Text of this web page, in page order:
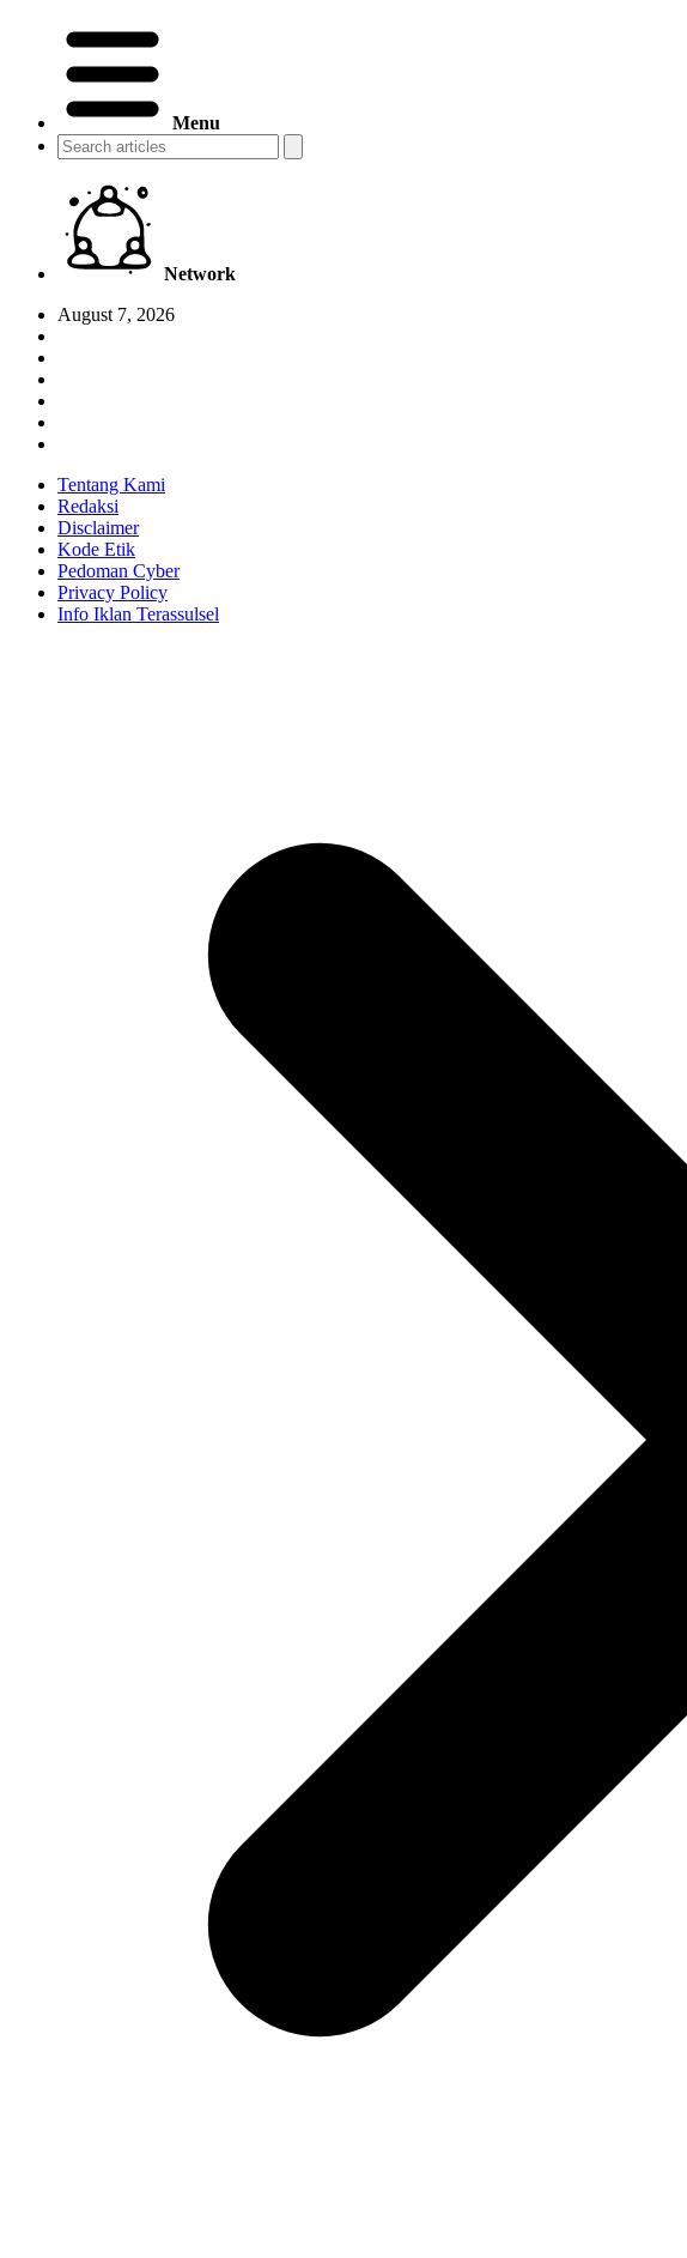
Menu
Network
August 7, 2026
Tentang Kami
Redaksi
Disclaimer
Kode Etik
Pedoman Cyber
Privacy Policy
Info Iklan Terassulsel